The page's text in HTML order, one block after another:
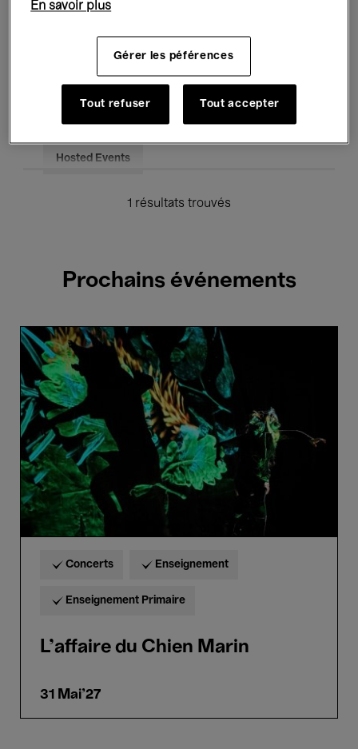
Pour tous Kids’ Palace
Enseignement Visites guidées
Hosted Events
1 résultats trouvés
Prochains événements
L'affaire
du
Chien
Marin
Concerts Enseignement
Enseignement Primaire
L'affaire du Chien Marin
31 Mai'27
En savoir plus
Gérer les péférences
Tout refuser Tout accepter